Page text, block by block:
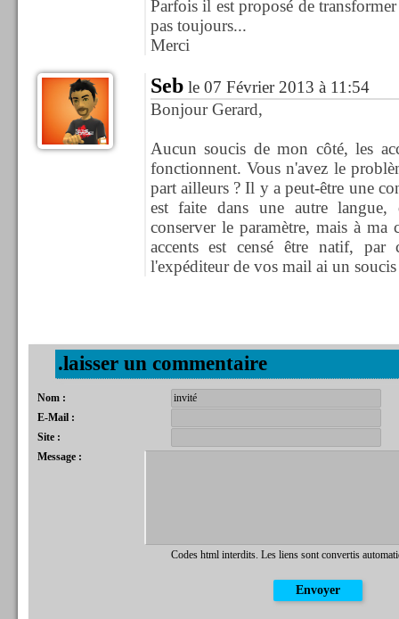
Parfois il est proposé de
pas toujours...
Merci
Seble 07 Février 2013 à 11:54
Bonjour Gerard,
Aucun soucis de mon côté, les
fonctionnent. Vous n'avez le
part ailleurs ? Il y a peut-être une
est faite dans une autre langue,
conserver le paramètre, mais à ma
accents est censé être natif,
l'expéditeur de vos mail ai un soucis
.laisser un commentaire
Nom :
E-Mail :
Site :
Message :
Codes html interdits. Les liens sont convertis